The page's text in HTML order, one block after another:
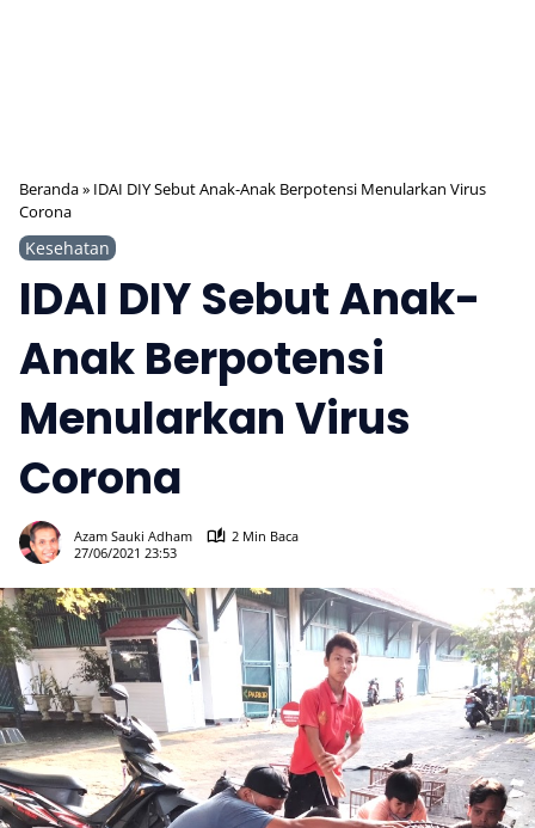
Beranda» IDAI DIY Sebut Anak-Anak Berpotensi Menularkan Virus
Corona
Kesehatan
IDAI DIY Sebut Anak-
Anak Berpotensi
Menularkan Virus
Corona
Azam Sauki Adham
2 Min Baca
27/06/2021 23:53